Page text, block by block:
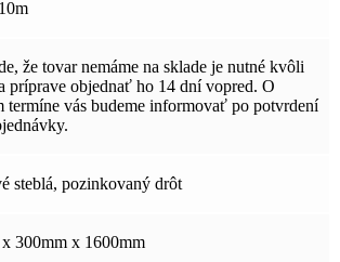
že tovar nemáme na sklade je nutné kvôli
príprave objednať ho 14 dní vopred. O
termíne vás budeme informovať po potvrdení
steblá, pozinkovaný drôt
300mm x 1600mm